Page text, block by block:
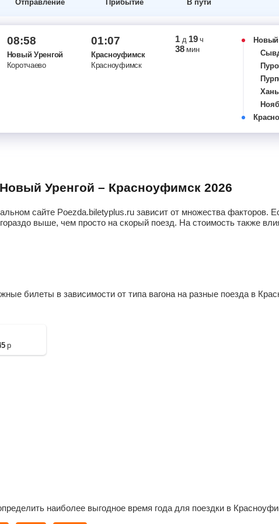
Отправление Прибытие В пути
08:58
Новый Уренгой
Коротчаево
01:07
Красноуфимск
Красноуфимск
1 д 19ч
38 мин
Новый
Уренгой – Красноуфимск 2026
сайте Poezda.biletyplus.ru зависит от множества
выше, чем просто на скорый поезд. На стоимость также
билеты в зависимости от типа вагона на разные поезда в
р
наиболее выгодное время года для поездки в